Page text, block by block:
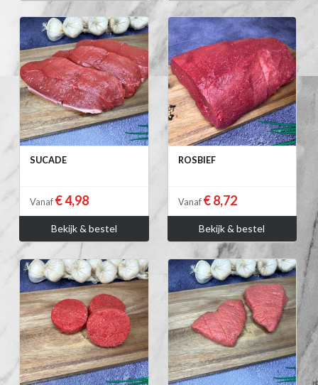
SUCADE
Vanaf € 4,98
Bekijk & bestel
ROSBIEF
Vanaf € 8,72
Bekijk & bestel